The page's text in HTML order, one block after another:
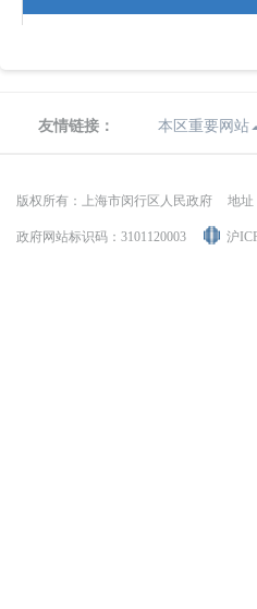
友情链接： 本区重要网站
版权所有：上海市闵行区人民政府 地址
政府网站标识码：3101120003 沪